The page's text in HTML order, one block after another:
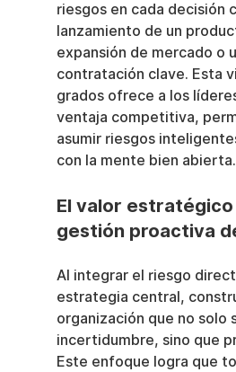
riesgos en cada decisión
lanzamiento de un
expansión de mercado o
contratación clave. Esta
grados ofrece a los
ventaja competitiva,
asumir riesgos
con la mente bien abierta.
El valor estratégico
gestión proactiva
Al integrar el riesgo
estrategia central,
organización que no solo
incertidumbre, sino que
Este enfoque logra que